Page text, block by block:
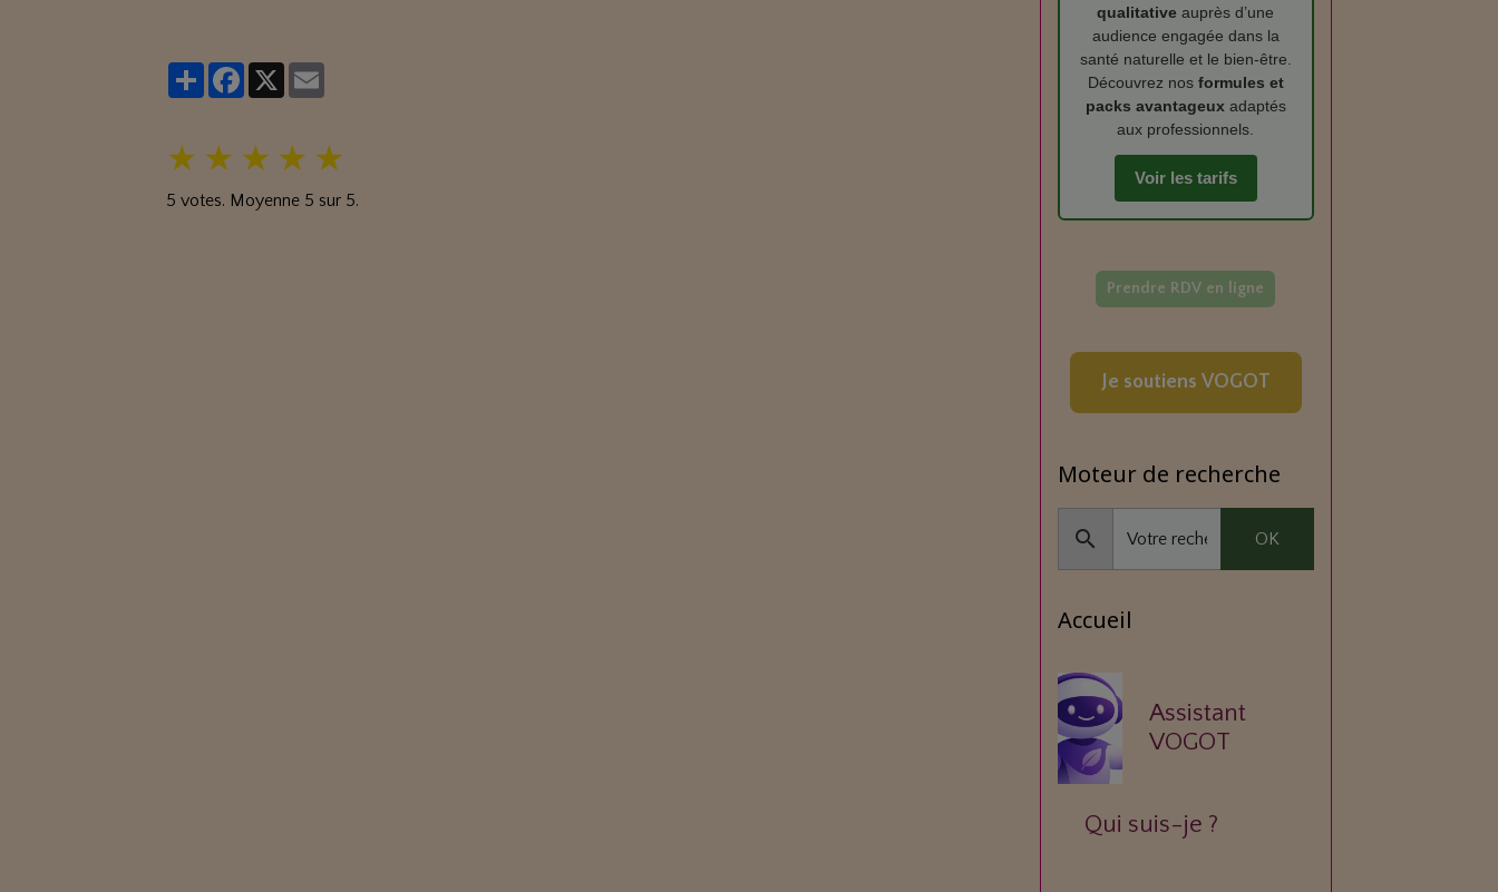
PartagerFacebook
X
★ ★ ★ ★ ★
5 votes. Moyenne 5 sur 5.
qualitative auprès d’une
audience engagée dans la
santé naturelle et le bien‑être.
Découvrez nos formules et
packs avantageuxadaptés
aux professionnels.
Voir les tarifs
Prendre RDV en ligne
Je soutiens VOGOT
Moteur de recherche
OK
Accueil
Assistant
VOGOT
Qui suis-je ?